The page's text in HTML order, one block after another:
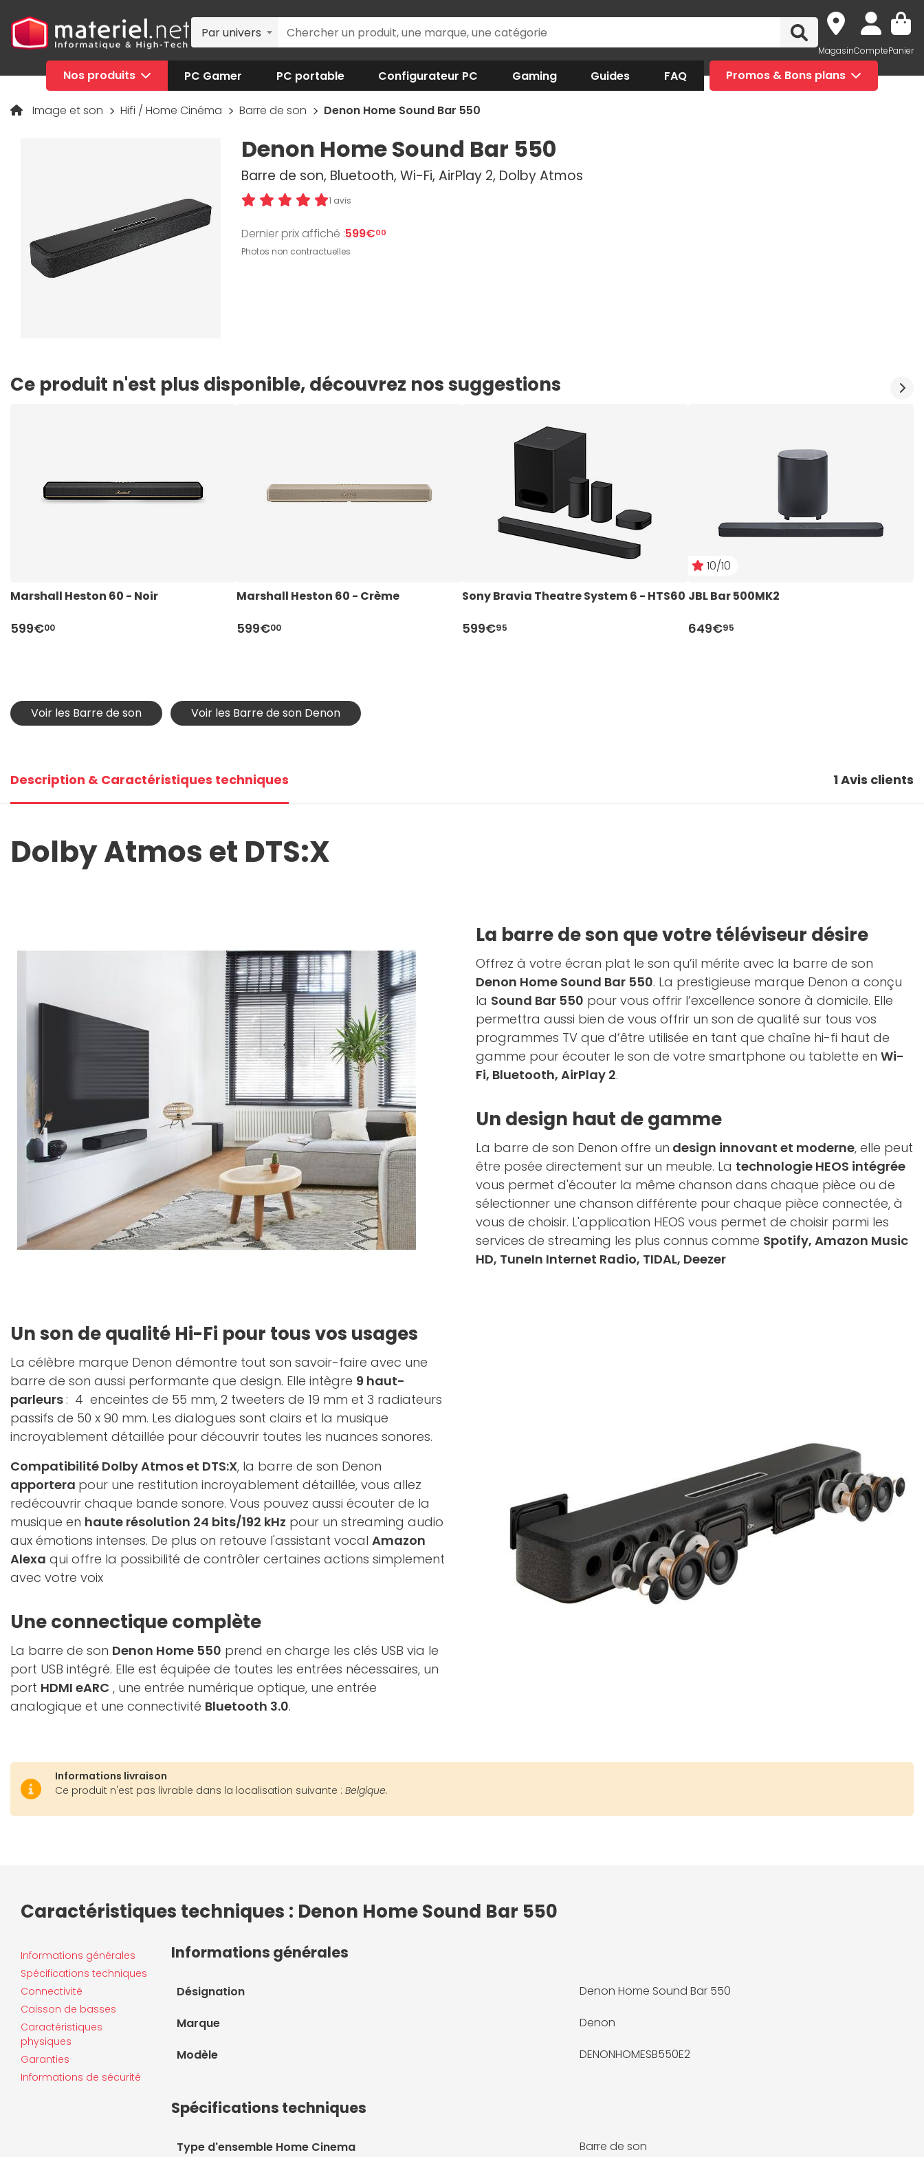
Par univers
MagasinComptePanier
Nos produits PC Gamer PC portable Configurateur PC Gaming Guides FAQ Promos & Bons plans
Image et son Hifi / Home Cinéma Barre de son Denon Home Sound Bar 550
Denon Home Sound Bar 550
Barre de son, Bluetooth, Wi-Fi, AirPlay 2, Dolby Atmos
1 avis
Dernier prix affiché :599€00
Photos non contractuelles
Ce produit n'est plus disponible, découvrez nos suggestions
Marshall Heston 60 - Noir
599€00
Marshall Heston 60 - Crème
599€00
Sony Bravia Theatre System 6 - HTS60
599€95
10/10
JBL Bar 500MK2
649€95
Voir les Barre de son Voir les Barre de son Denon
Description & Caractéristiques techniques 1Avis clients
Dolby Atmos et DTS:X
La barre de son que votre téléviseur désire
Offrez à votre écran plat le son qu’il mérite avec la barre de son
Denon Home Sound Bar 550. La prestigieuse marque Denon a conçu
la Sound Bar 550 pour vous offrir l’excellence sonore à domicile. Elle
permettra aussi bien de vous offrir un son de qualité sur tous vos
programmes TV que d’être utilisée en tant que chaîne hi-fi haut de
gamme pour écouter le son de votre smartphone ou tablette en Wi-
Fi, Bluetooth, AirPlay 2.
Un design haut de gamme
La barre de son Denon offre un design innovant et moderne, elle peut
être posée directement sur un meuble. La technologie HEOS intégrée
vous permet d'écouter la même chanson dans chaque pièce ou de
sélectionner une chanson différente pour chaque pièce connectée, à
vous de choisir. L'application HEOS vous permet de choisir parmi les
services de streaming les plus connus comme Spotify, Amazon Music
HD, TuneIn Internet Radio, TIDAL, Deezer
Un son de qualité Hi-Fi pour tous vos usages
La célèbre marque Denon démontre tout son savoir-faire avec une
barre de son aussi performante que design. Elle intègre 9 haut-
parleurs : 4 enceintes de 55 mm, 2 tweeters de 19 mm et 3 radiateurs
passifs de 50 x 90 mm. Les dialogues sont clairs et la musique
incroyablement détaillée pour découvrir toutes les nuances sonores.
Compatibilité Dolby Atmos et DTS:X, la barre de son Denon
apportera pour une restitution incroyablement détaillée, vous allez
redécouvrir chaque bande sonore. Vous pouvez aussi écouter de la
musique en haute résolution 24 bits/192 kHz pour un streaming audio
aux émotions intenses. De plus on retouve l'assistant vocal Amazon
Alexa qui offre la possibilité de contrôler certaines actions simplement
avec votre voix
Une connectique complète
La barre de son Denon Home 550 prend en charge les clés USB via le
port USB intégré. Elle est équipée de toutes les entrées nécessaires, un
port HDMI eARC , une entrée numérique optique, une entrée
analogique et une connectivité Bluetooth 3.0.
Informations livraison
Ce produit n'est pas livrable dans la localisation suivante : Belgique.
Caractéristiques techniques : Denon Home Sound Bar 550
Informations générales
Spécifications techniques
Connectivité
Caisson de basses
Caractéristiques
physiques
Garanties
Informations de sécurité
Informations générales
Désignation Denon Home Sound Bar 550
Marque Denon
Modèle DENONHOMESB550E2
Spécifications techniques
Type d'ensemble Home Cinema Barre de son